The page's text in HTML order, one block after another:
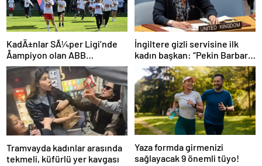
KadÄ±nlar SÃ¼per Ligi’nde
Åampiyon olan ABB
Fomget’ten FenerbahÃ§e’ye
gÃ¶nderme
İngiltere gizli servisine ilk
kadın başkan: “Pekin Barbara”
favori aday
Tramvayda kadınlar arasında
tekmeli, küfürlü yer kavgası
Yaza formda girmenizi
sağlayacak 9 önemli tüyo!